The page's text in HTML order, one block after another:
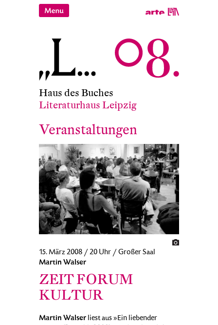
Haus des Buches
Literaturhaus Leipzig
Veranstaltungen
15. März 2008 / 20 Uhr / Großer Saal
Martin Walser
ZEIT FORUM
KULTUR
Martin Walser liest aus »Ein liebender